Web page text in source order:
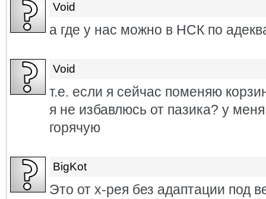
Void
а где у нас можно в НСК по
Void
т.е. если я сейчас поменяю
я не избавлюсь от пазика? у
горячую
BigKot
Это от х-рея без адаптации под